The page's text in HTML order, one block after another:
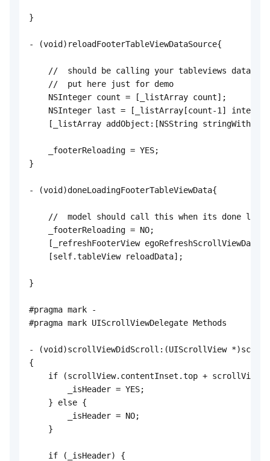
}
- (void)reloadFooterTableViewDataSource{
//  should be calling your tableviews data
    //  put here just for demo
    NSInteger count = [_listArray count];
NSInteger last = [_listArray[count-1]
[_listArray addObject:[NSString
    _footerReloading = YES;
}
- (void)doneLoadingFooterTableViewData{
//  model should call this when its done
    _footerReloading = NO;
[_refreshFooterView
    [self.tableView reloadData];
}
#pragma mark -
#pragma mark UIScrollViewDelegate Methods
- (void)scrollViewDidScroll:(UIScrollView
{
if (scrollView.contentInset.top +
        _isHeader = YES;
    } else {
        _isHeader = NO;
    }
    if (_isHeader) {